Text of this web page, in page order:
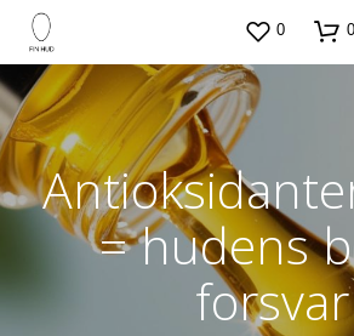
0 0
= hudens
forsvar